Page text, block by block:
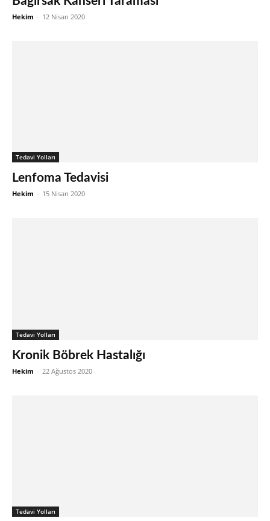
Hekim - 12 Nisan 2020
Tedavi Yolları
Lenfoma Tedavisi
Hekim - 15 Nisan 2020
Tedavi Yolları
Kronik Böbrek Hastalığı
Hekim - 22 Ağustos 2020
Tedavi Yolları